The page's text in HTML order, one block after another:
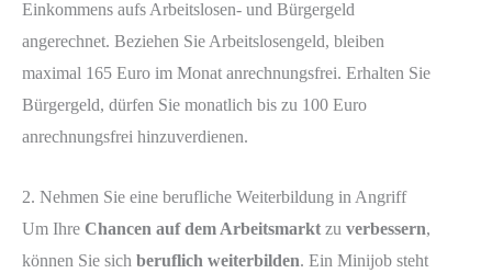
Einkommens aufs Arbeitslosen- und Bürgergeld
angerechnet. Beziehen Sie Arbeitslosengeld, bleiben
maximal 165 Euro im Monat anrechnungsfrei. Erhalten Sie
Bürgergeld, dürfen Sie monatlich bis zu 100 Euro
anrechnungsfrei hinzuverdienen.
2. Nehmen Sie eine berufliche Weiterbildung in Angriff
Um Ihre Chancen auf dem Arbeitsmarkt zu verbessern,
können Sie sich beruflich weiterbilden. Ein Minijob steht